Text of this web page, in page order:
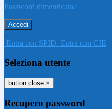
Password dimenticata?
-
Entra con SPID Entra con CIE
Seleziona utente
button close ×
Recupero password